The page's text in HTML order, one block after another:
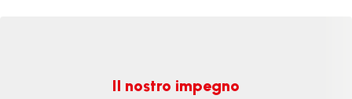
Il nostro impegno